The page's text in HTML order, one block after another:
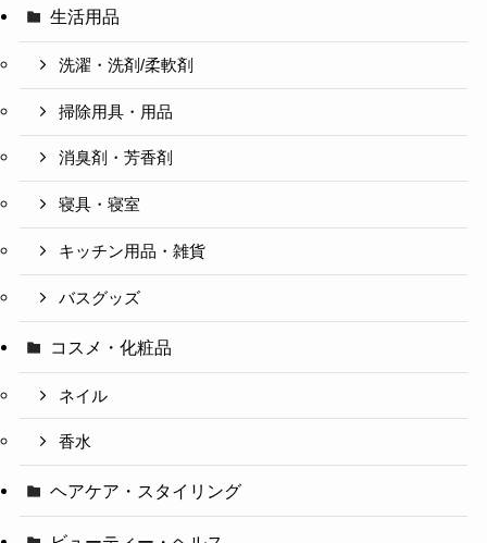
生活用品
洗濯・洗剤/柔軟剤
掃除用具・用品
消臭剤・芳香剤
寝具・寝室
キッチン用品・雑貨
バスグッズ
コスメ・化粧品
ネイル
香水
ヘアケア・スタイリング